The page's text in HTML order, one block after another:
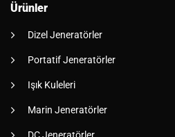
Ürünler
Dizel Jeneratörler
Portatif Jeneratörler
Işık Kuleleri
Marin Jeneratörler